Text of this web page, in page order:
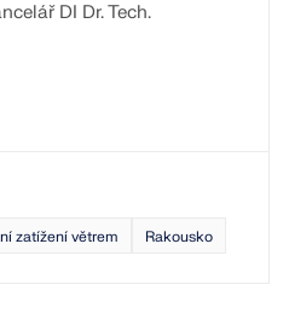
mapy oblastí pro
DI Dr. Tech.
zatížení větrem
Rakousko